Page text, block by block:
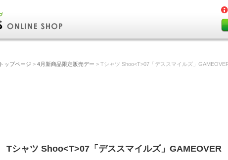
トップページ > 4月新商品限定販売デー > Tシャツ Shoo<T>07「デススマイルズ」
Tシャツ Shoo<T>07「デススマイルズ」GAMEOVER